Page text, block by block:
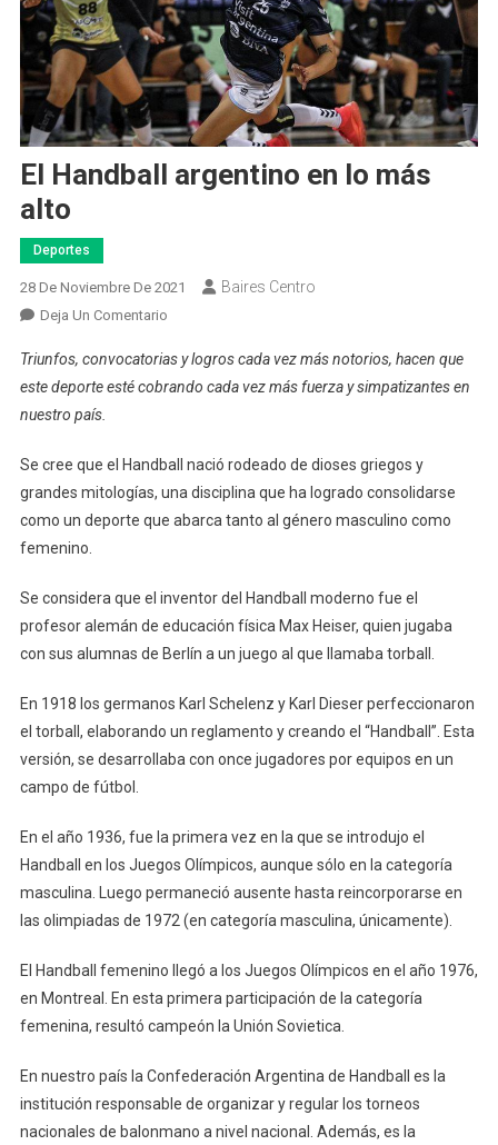
El Handball argentino en lo más
alto
Deportes
28 De Noviembre De 2021 Baires Centro
Deja Un ComentarioEn
Handball
Argentino
Más
Alto
Triunfos, convocatorias y logros cada vez más notorios, hacen que
este deporte esté cobrando cada vez más fuerza y simpatizantes en
nuestro país.
Se cree que el Handball nació rodeado de dioses griegos y
grandes mitologías, una disciplina que ha logrado consolidarse
como un deporte que abarca tanto al género masculino como
femenino.
Se considera que el inventor del Handball moderno fue el
profesor alemán de educación física Max Heiser, quien jugaba
con sus alumnas de Berlín a un juego al que llamaba torball.
En 1918 los germanos Karl Schelenz y Karl Dieser perfeccionaron
el torball, elaborando un reglamento y creando el “Handball”. Esta
versión, se desarrollaba con once jugadores por equipos en un
campo de fútbol.
En el año 1936, fue la primera vez en la que se introdujo el
Handball en los Juegos Olímpicos, aunque sólo en la categoría
masculina. Luego permaneció ausente hasta reincorporarse en
las olimpiadas de 1972 (en categoría masculina, únicamente).
El Handball femenino llegó a los Juegos Olímpicos en el año 1976,
en Montreal. En esta primera participación de la categoría
femenina, resultó campeón la Unión Sovietica.
En nuestro país la Confederación Argentina de Handball es la
institución responsable de organizar y regular los torneos
nacionales de balonmano a nivel nacional. Además, es la